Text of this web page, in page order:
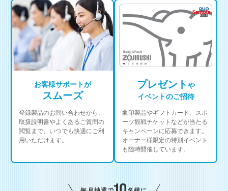
お客様サポートが
スムーズ
登録製品のお問い合わせから、
取扱説明書やよくあるご質問の
閲覧まで、いつでも快適にご利
用いただけます。
プレゼントや
イベントのご招待
象印製品やギフトカード、スポ
ーツ観戦チケットなどが当たる
キャンペーンに応募できます。
オーナー様限定の特別イベント
も随時開催しています。